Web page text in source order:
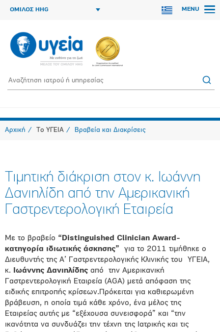
ΟΜΙΛΟΣ HHG MENU
Αρχική Το ΥΓΕΙΑ Βραβεία και Διακρίσεις
Τιμητική διάκριση στον κ. Ιωάννη
Δανιηλίδη από την Αμερικανική
Γαστρεντερολογική Εταιρεία
Με το βραβείο “Distinguished Clinician Award-
κατηγορία ιδιωτικής άσκησης” για το 2011 τιμήθηκε ο
Διευθυντής της Α’ Γαστρεντερολογικής Κλινικής του ΥΓΕΙΑ,
κ.
Ιωάννης Δανιηλίδης από την Αμερικανική
Γαστρεντερολογική Εταιρεία (AGA) μετά απόφαση της
ειδικής επιτροπής κρίσεων.Πρόκειται για καθιερωμένη
βράβευση, η οποία τιμά κάθε χρόνο, ένα μέλος της
Εταιρείας αυτής με “εξέχουσα συνεισφορά” και “την
ικανότητα να συνδυάζει την τέχνη της Ιατρικής και τις